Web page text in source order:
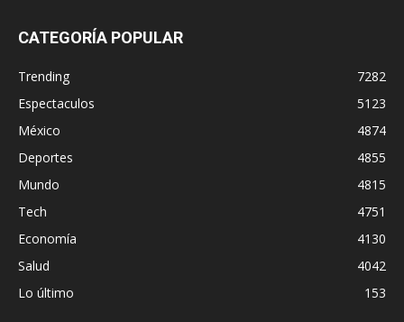
CATEGORÍA POPULAR
Trending
7282
Espectaculos
5123
México
4874
Deportes
4855
Mundo
4815
Tech
4751
Economía
4130
Salud
4042
Lo último
153